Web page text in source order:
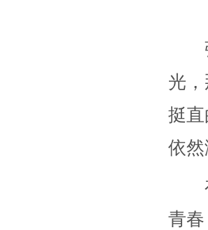
张
光
挺
依
在
青